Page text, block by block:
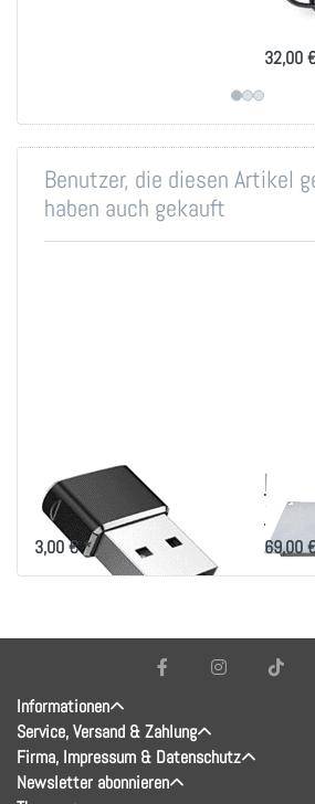
8-fach
32,00
Benutzer, die diesen Artikel
haben auch gekauft
USB-C Buchse auf
USB Stecker Adapter
3,00 € *
12
69,00
Informationen
Service, Versand & Zahlung
Firma, Impressum & Datenschutz
Newsletter abonnieren